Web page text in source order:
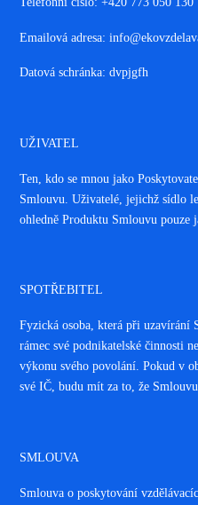
Emailová adresa:
Datová schránka: dvpjgfh
UŽIVATEL
Ten, kdo se mnou jako
Smlouvu. Uživatelé, jejichž sídlo
ohledně Produktu Smlouvu pouze
SPOTŘEBITEL
Fyzická osoba, která při uzavírání
rámec své podnikatelské činnosti
výkonu svého povolání. Pokud v
své IČ, budu mít za to, že
SMLOUVA
Smlouva o poskytování